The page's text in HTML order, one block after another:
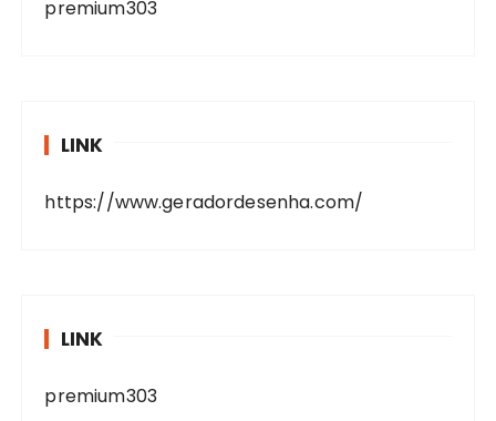
premium303
LINK
https://www.geradordesenha.com/
LINK
premium303